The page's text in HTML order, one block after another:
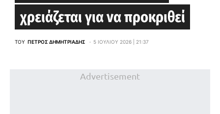
χρειάζεται για να προκριθεί
ΤΟΥ ΠΈΤΡΟΣ ΔΗΜΗΤΡΙΆΔΗΣ 5 ΙΟΥΛΊΟΥ 2026 | 21:37
Advertisement